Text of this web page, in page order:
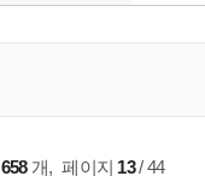
658개, 페이지 13/ 44